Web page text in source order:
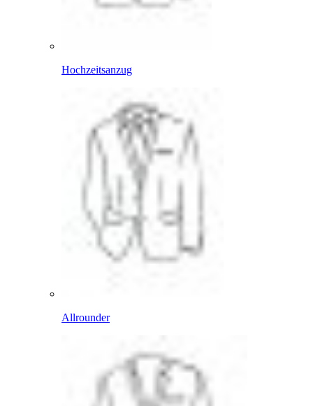
Hochzeitsanzug
Allrounder